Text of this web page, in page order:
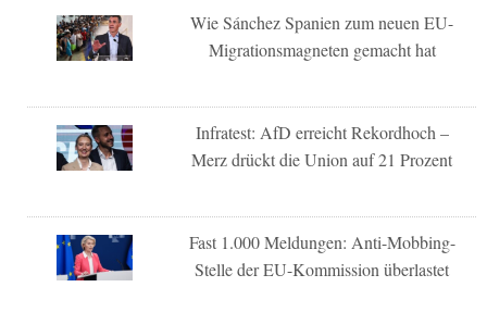
Wie Sánchez Spanien zum neuen EU-
Migrationsmagneten gemacht hat
Infratest: AfD erreicht Rekordhoch –
Merz drückt die Union auf 21 Prozent
Fast 1.000 Meldungen: Anti-Mobbing-
Stelle der EU-Kommission überlastet